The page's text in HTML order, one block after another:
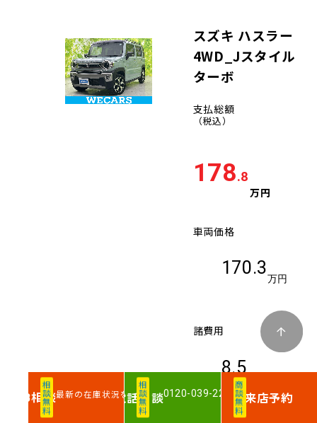
スズキ ハスラー
4WD_Jスタイル
ターボ
支払総額
（税込）
178.8
万円
車両価格
170.3
万円
諸費用
8.5
相談無料
WEB相談最新の在庫状況を確認
相談無料
電話相談0120-039-220 商談無料来店予約